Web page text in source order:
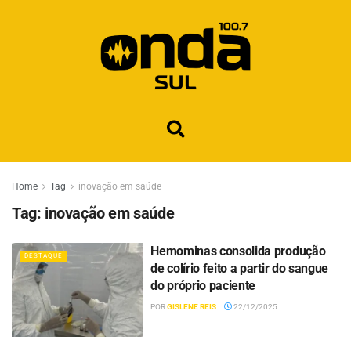
Home Tag inovação em saúde
Tag: inovação em saúde
DESTAQUE
Hemominas consolida produção
de colírio feito a partir do sangue
do próprio paciente
PORGISLENE REIS 22/12/2025